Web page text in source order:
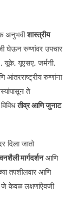
अनुभवीशास्त्रीय
रुग्णांवर उपचार
यूएसए, जर्मनी,
आंतरराष्ट्रीय रुग्णांना
ते
तीव्र आणि जुनाट
दिला जातो
मार्गदर्शनआणि
तपशीलवार आणि
केवळ लक्षणांऐवजी